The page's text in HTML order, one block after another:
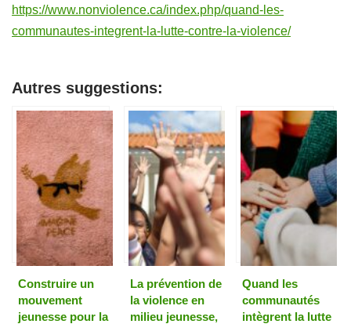
https://www.nonviolence.ca/index.php/quand-les-
communautes-integrent-la-lutte-contre-la-violence/
Autres suggestions:
Construire un
mouvement
jeunesse pour la
La prévention de
la violence en
milieu jeunesse,
Quand les
communautés
intègrent la lutte